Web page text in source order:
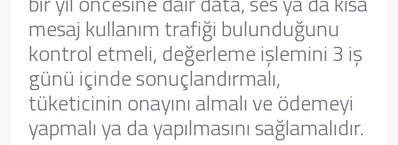
mesaj kullanım trafiği bulunduğunu
kontrol etmeli, değerleme işlemini 3 iş
günü içinde sonuçlandırmalı,
tüketicinin onayını almalı ve ödemeyi
yapmalı ya da yapılmasını sağlamalıdır.